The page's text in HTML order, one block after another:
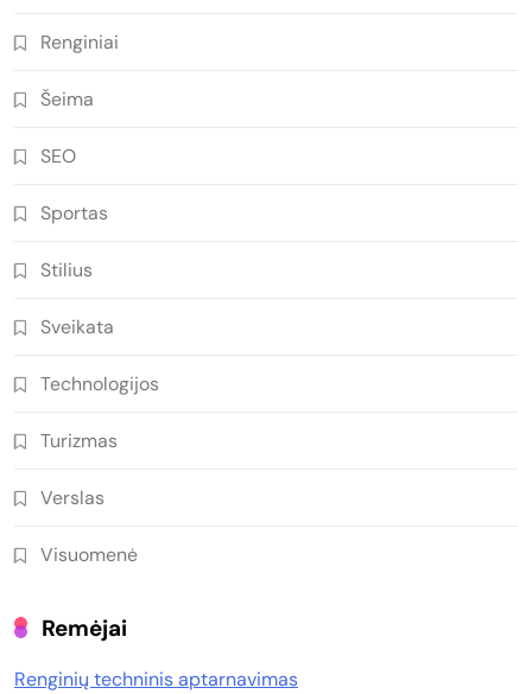
Renginiai
Šeima
SEO
Sportas
Stilius
Sveikata
Technologijos
Turizmas
Verslas
Visuomenė
Remėjai
Renginių techninis aptarnavimas